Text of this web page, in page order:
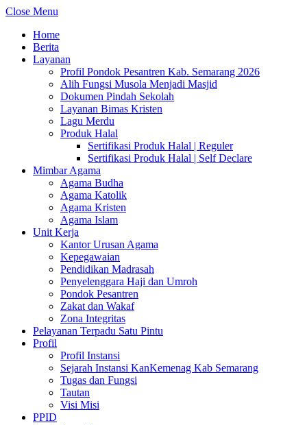
Close Menu
Home
Berita
Layanan
Profil Pondok Pesantren Kab. Semarang 2026
Alih Fungsi Musola Menjadi Masjid
Dokumen Pindah Sekolah
Layanan Bimas Kristen
Lagu Merdu
Produk Halal
Sertifikasi Produk Halal | Reguler
Sertifikasi Produk Halal | Self Declare
Mimbar Agama
Agama Budha
Agama Katolik
Agama Kristen
Agama Islam
Unit Kerja
Kantor Urusan Agama
Kepegawaian
Pendidikan Madrasah
Penyelenggara Haji dan Umroh
Pondok Pesantren
Zakat dan Wakaf
Zona Integritas
Pelayanan Terpadu Satu Pintu
Profil
Profil Instansi
Sejarah Instansi KanKemenag Kab Semarang
Tugas dan Fungsi
Tautan
Visi Misi
PPID